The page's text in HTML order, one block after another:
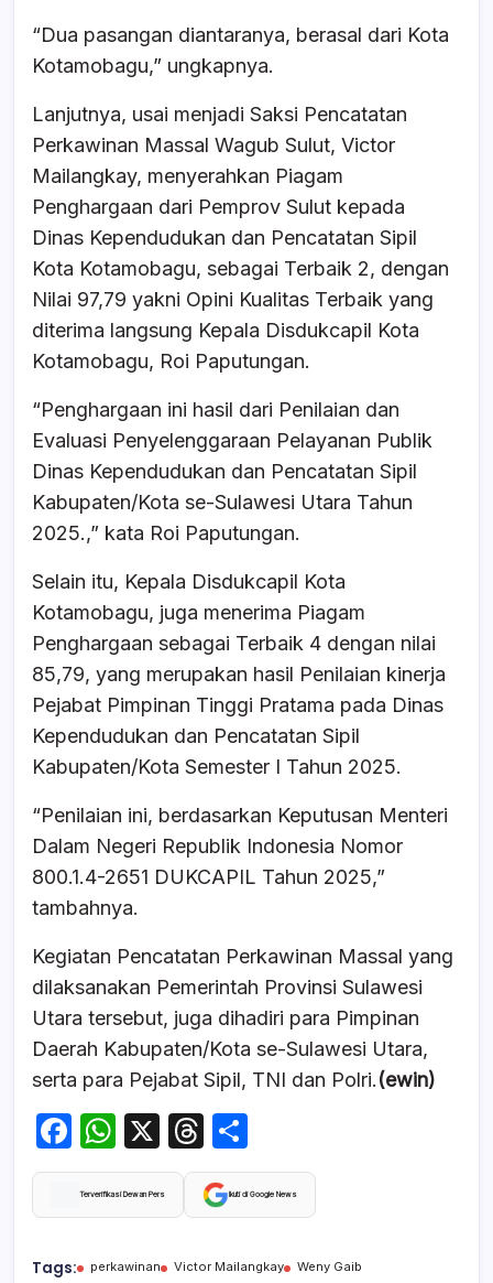
“Dua pasangan diantaranya, berasal dari Kota
Kotamobagu,” ungkapnya.
Lanjutnya, usai menjadi Saksi Pencatatan
Perkawinan Massal Wagub Sulut, Victor
Mailangkay, menyerahkan Piagam
Penghargaan dari Pemprov Sulut kepada
Dinas Kependudukan dan Pencatatan Sipil
Kota Kotamobagu, sebagai Terbaik 2, dengan
Nilai 97,79 yakni Opini Kualitas Terbaik yang
diterima langsung Kepala Disdukcapil Kota
Kotamobagu, Roi Paputungan.
“Penghargaan ini hasil dari Penilaian dan
Evaluasi Penyelenggaraan Pelayanan Publik
Dinas Kependudukan dan Pencatatan Sipil
Kabupaten/Kota se-Sulawesi Utara Tahun
2025.,” kata Roi Paputungan.
Selain itu, Kepala Disdukcapil Kota
Kotamobagu, juga menerima Piagam
Penghargaan sebagai Terbaik 4 dengan nilai
85,79, yang merupakan hasil Penilaian kinerja
Pejabat Pimpinan Tinggi Pratama pada Dinas
Kependudukan dan Pencatatan Sipil
Kabupaten/Kota Semester I Tahun 2025.
“Penilaian ini, berdasarkan Keputusan Menteri
Dalam Negeri Republik Indonesia Nomor
800.1.4-2651 DUKCAPIL Tahun 2025,”
tambahnya.
Kegiatan Pencatatan Perkawinan Massal yang
dilaksanakan Pemerintah Provinsi Sulawesi
Utara tersebut, juga dihadiri para Pimpinan
Daerah Kabupaten/Kota se-Sulawesi Utara,
serta para Pejabat Sipil, TNI dan Polri.(ewin)
F
a
c
b
W
h
at
A
X
T
hr
e
d
h
ar
Terverifikasi Dewan Pers Ikuti di Google News
Tags: perkawinan Victor Mailangkay Weny Gaib